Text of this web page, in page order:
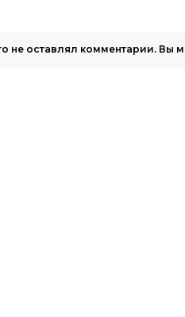
не оставлял комментарии. Вы